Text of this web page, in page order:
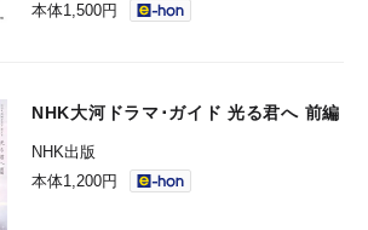
本体1,500円
NHK大河ドラマ･ガイド 光る君へ 前編
NHK出版
本体1,200円